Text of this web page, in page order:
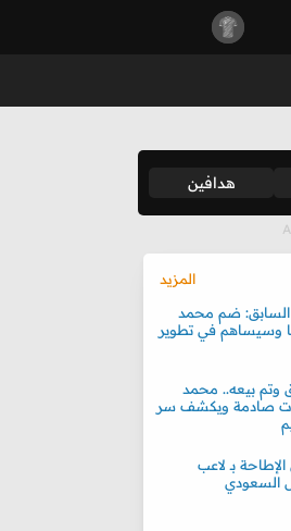
هدافين
المزيد
ضم محمد
وسيساهم في تطوير
وتم بيعه.. محمد
صادمة ويكشف سر
بـ لاعب
السعودي